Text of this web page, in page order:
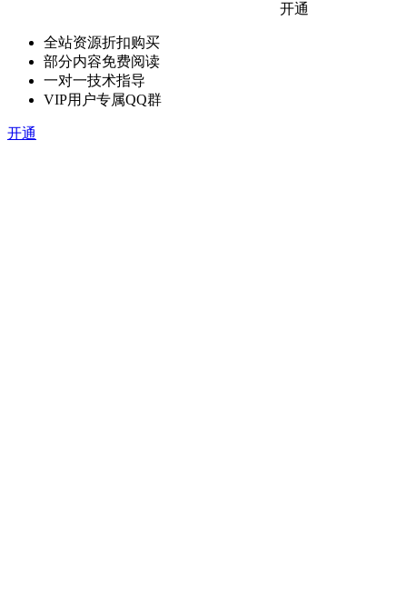
开通
全站资源折扣购买
部分内容免费阅读
一对一技术指导
VIP用户专属QQ群
开通